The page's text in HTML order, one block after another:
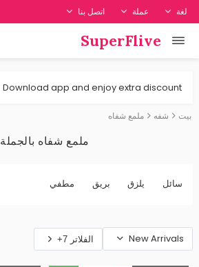
لغة عملة اتصل بنا
SuperFlive
Download app and enjoy extra discount
بيت شفه ملمع شفاه
ملمع شفاه بالجملة
سائل يلزق بريق مطفي
New Arrivals الفلاتر 7+